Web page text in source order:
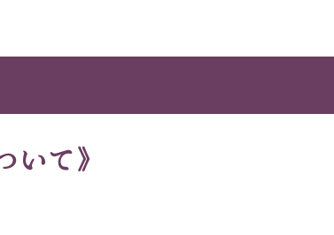
いて》